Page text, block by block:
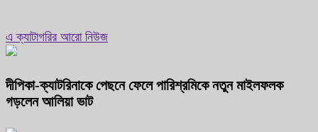
এ ক্যাটাগরির আরো নিউজ
দীপিকা-ক্যাটরিনাকে পেছনে ফেলে পারিশ্রমিকে নতুন মাইলফলক
গড়লেন আলিয়া ভাট